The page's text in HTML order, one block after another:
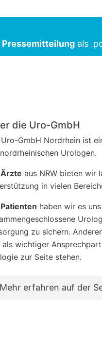
als
die Uro-GmbH
GmbH Nordrhein ist
Urologen.
aus NRW bieten wir
in vielen
haben wir es
zu sichern.
als wichtiger
zur Seite stehen.
Mehr erfahren auf der